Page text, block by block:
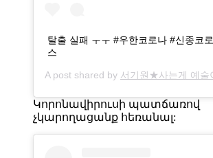
탈출 실패 ㅜㅜ #우한코로나 #신종코
스
A post shared by 서기원★사는게 예술
Կորոնավիրուսի պատճառով
չկարողացանք հեռանալ: